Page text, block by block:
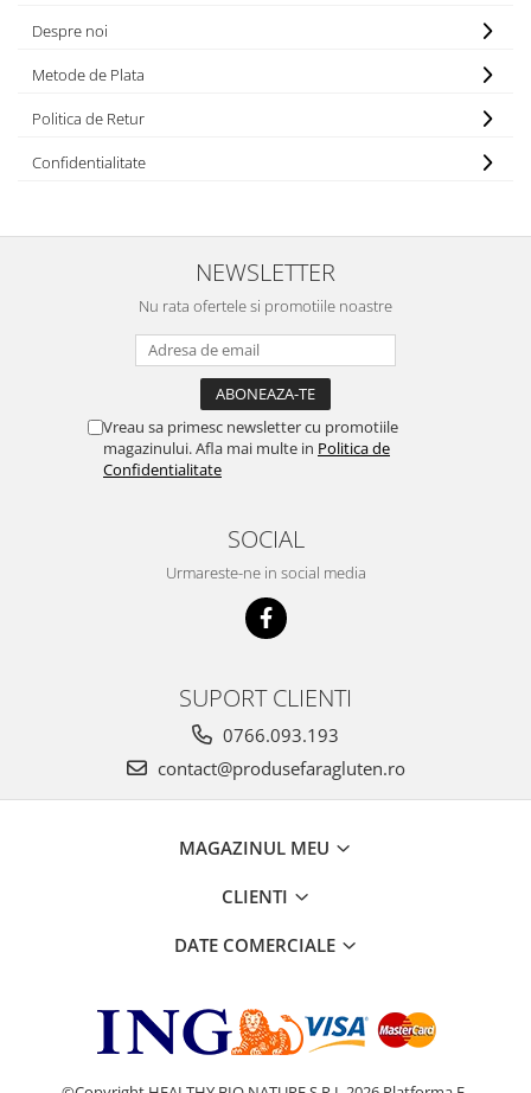
Despre noi
Metode de Plata
Politica de Retur
Confidentialitate
NEWSLETTER
Nu rata ofertele si promotiile noastre
Vreau sa primesc newsletter cu promotiile
magazinului. Afla mai multe in Politica de
Confidentialitate
SOCIAL
Urmareste-ne in social media
SUPORT CLIENTI
0766.093.193
contact@produsefaragluten.ro
MAGAZINUL MEU
CLIENTI
DATE COMERCIALE